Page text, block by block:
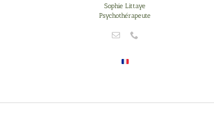
Sophie Littaye
Psychothérapeute